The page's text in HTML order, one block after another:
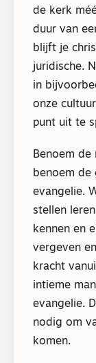
de kerk
duur van
blijft je
juridische.
in
onze
punt uit te
Benoem de
benoem de
evangelie.
stellen
kennen en
vergeven
kracht
intieme
evangelie.
nodig om
komen.